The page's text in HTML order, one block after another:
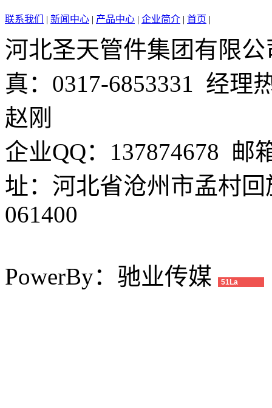
联系我们 | 新闻中心 | 产品中心 | 企业简介 | 首页 |
河北圣天管件集团有限
真：0317-6853331 经理
赵刚
企业QQ：137874678 邮
址：河北省沧州市孟村
061400
PowerBy：驰业传媒 51La